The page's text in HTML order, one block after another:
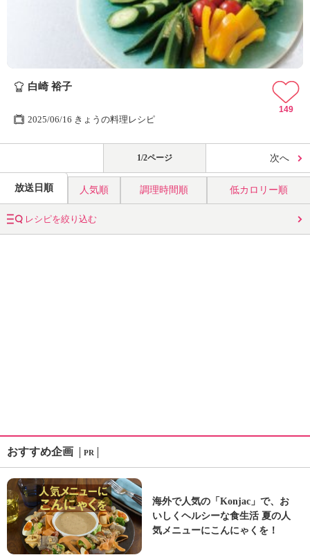
白崎 裕子
2025/06/16 きょうの料理レシピ
149
1/2ページ 次へ
放送日順 人気順 調理時間順 低カロリー順
レシピを絞り込む
おすすめ企画 PR
海外で人気の「Konjac」で、お
いしくヘルシーな食生活 夏の人
気メニューにこんにゃくを！